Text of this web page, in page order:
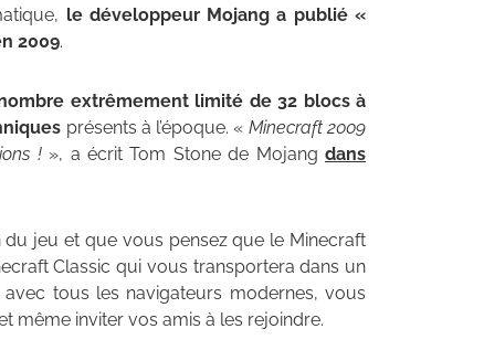
le développeur Mojang a publié «
2009.
extrêmement limité de 32 blocs à
présents à l’époque. « Minecraft 2009
!», a écrit Tom Stone de Mojangdans
jeu et que vous pensez que le Minecraft
Classic qui vous transportera dans un
tous les navigateurs modernes, vous
même inviter vos amis à les rejoindre.